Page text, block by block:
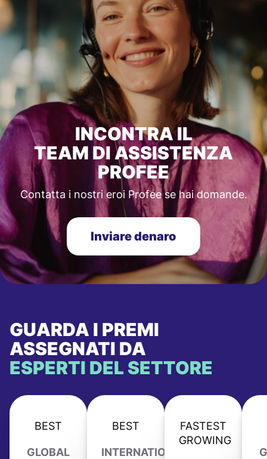
INCONTRA IL
TEAM DI ASSISTENZA
PROFEE
Contatta i nostri eroi Profee se hai domande.
Inviare denaro
GUARDA I PREMI
ASSEGNATI DA
ESPERTI DEL SETTORE
BEST
GLOBAL
BEST
INTERNATIONAL
FASTEST
GROWING